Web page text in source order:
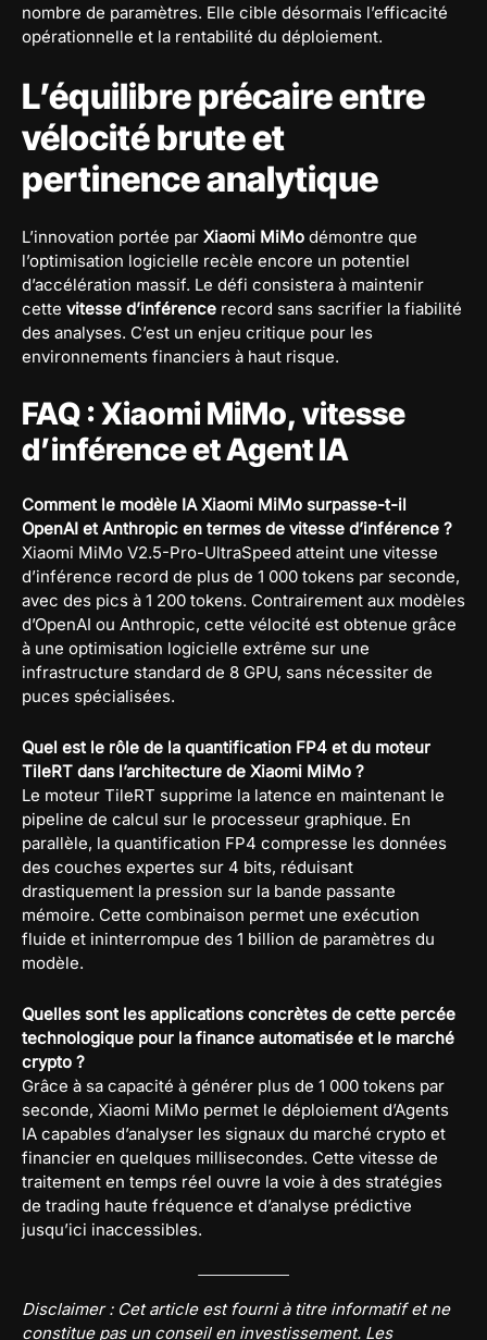
nombre de paramètres. Elle cible désormais l’efficacité
opérationnelle et la rentabilité du déploiement.
L’équilibre précaire entre
vélocité brute et
pertinence analytique
L’innovation portée par Xiaomi MiMo démontre que
l’optimisation logicielle recèle encore un potentiel
d’accélération massif. Le défi consistera à maintenir
cette vitesse d’inférence record sans sacrifier la fiabilité
des analyses. C’est un enjeu critique pour les
environnements financiers à haut risque.
FAQ : Xiaomi MiMo, vitesse
d’inférence et Agent IA
Comment le modèle IA Xiaomi MiMo surpasse-t-il
OpenAI et Anthropic en termes de vitesse d’inférence ?
Xiaomi MiMo V2.5-Pro-UltraSpeed atteint une vitesse
d’inférence record de plus de 1 000 tokens par seconde,
avec des pics à 1 200 tokens. Contrairement aux modèles
d’OpenAI ou Anthropic, cette vélocité est obtenue grâce
à une optimisation logicielle extrême sur une
infrastructure standard de 8 GPU, sans nécessiter de
puces spécialisées.
Quel est le rôle de la quantification FP4 et du moteur
TileRT dans l’architecture de Xiaomi MiMo ?
Le moteur TileRT supprime la latence en maintenant le
pipeline de calcul sur le processeur graphique. En
parallèle, la quantification FP4 compresse les données
des couches expertes sur 4 bits, réduisant
drastiquement la pression sur la bande passante
mémoire. Cette combinaison permet une exécution
fluide et ininterrompue des 1 billion de paramètres du
modèle.
Quelles sont les applications concrètes de cette percée
technologique pour la finance automatisée et le marché
crypto ?
Grâce à sa capacité à générer plus de 1 000 tokens par
seconde, Xiaomi MiMo permet le déploiement d’Agents
IA capables d’analyser les signaux du marché crypto et
financier en quelques millisecondes. Cette vitesse de
traitement en temps réel ouvre la voie à des stratégies
de trading haute fréquence et d’analyse prédictive
jusqu’ici inaccessibles.
Disclaimer : Cet article est fourni à titre informatif et ne
constitue pas un conseil en investissement. Les